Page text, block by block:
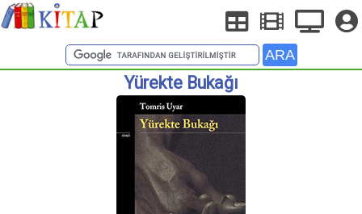
Yürekte Bukağı